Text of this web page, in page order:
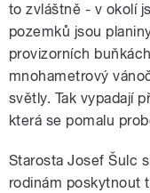
to zvláštně - v okolí
pozemků jsou
provizorních
mnohametrový
světly. Tak vypadají
která se pomalu
Starosta Josef Šulc
rodinám poskytnout